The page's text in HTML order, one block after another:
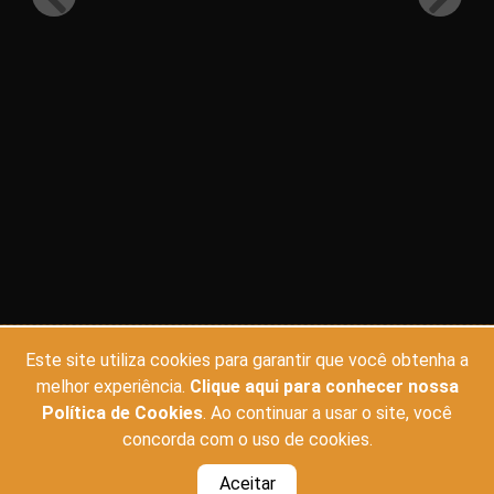
CINEMAS
CINE CARIOCA JOSÉ WILKER
FILMES
EM CARTAZ
Este site utiliza cookies para garantir que você obtenha a
melhor experiência. Clique aqui para conhecer nossa
Política de Cookies. Ao continuar a usar o site, você
concorda com o uso de cookies.
Aceitar